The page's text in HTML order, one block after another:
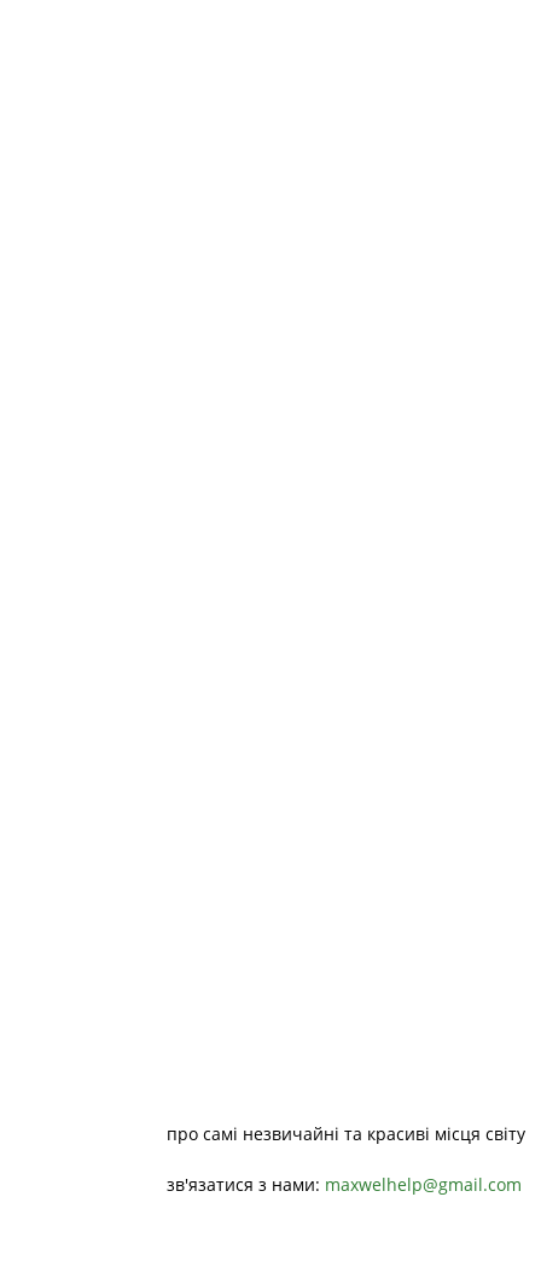
про самі незвичайні та красиві місця світу
зв'язатися з нами: maxwelhelp@gmail.com